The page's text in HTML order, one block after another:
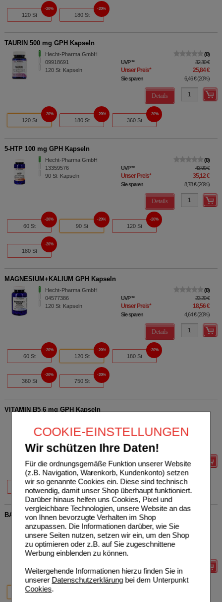
COOKIE-EINSTELLUNGEN
Wir schützen Ihre Daten!
Für die ordnungsgemäße Funktion unserer Website
(z.B. Navigation, Warenkorb, Kundenkonto) setzen
wir so genannte Cookies ein. Diese sind technisch
notwendig, damit unser Shop überhaupt funktioniert.
Darüber hinaus helfen uns Cookies, Pixel und
vergleichbare Technologien, unsere Website an das
von Ihnen bevorzugte Verhalten im Shop
anzupassen. Die Informationen darüber, wie Sie
unsere Seiten nutzen, setzen wir ein, um den Shop
zu optimieren oder z.B. auf Sie zugeschnittene
Werbung einblenden zu können.
Weitergehende Informationen hierzu finden Sie in
unserer Datenschutzerklärungbei dem Unterpunkt
Cookies.
120 St
20%
180 St
20%
TAURIN 500 mg GPH Kapseln
Hecht-Pharma GmbH
09918691
120 St Kapseln
0
UVP** 32,30 €
Unser Preis* 25,84 €
Sie sparen 6,46 €(20%)
Details
120 St
20%
180 St
20%
360 St
20%
5-HTP 100 mg GPH Kapseln
Hecht-Pharma GmbH
13359576
90 St Kapseln
0
UVP** 43,90 €
Unser Preis* 35,12 €
Sie sparen 8,78 €(20%)
Details
60 St
20%
90 St
20%
120 St
20%
180 St
20%
MAGNESIUM+KALIUM GPH Kapseln
Hecht-Pharma GmbH
04577386
120 St Kapseln
0
UVP** 23,20 €
Unser Preis* 18,56 €
Sie sparen 4,64 €(20%)
Details
60 St
20%
120 St
20%
180 St
20%
360 St
20%
750 St
20%
VITAMIN B5 6 mg GPH Kapseln
09323271
60 St Kapseln
UVP**
Unser Preis*
Sie sparen
Details
30 St
20%
60 St
20%
BALDRIAN HOPFEN GPH Kapseln
Hecht-Pharma GmbH
09645247
50St Kapseln
UVP **
Unser Preis*
Sie sparen
Details
50 St